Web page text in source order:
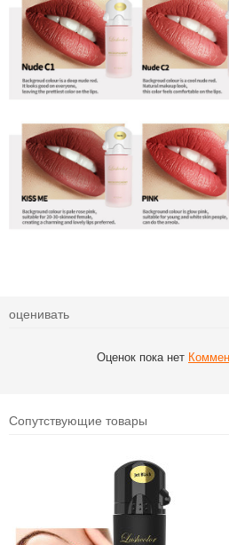
оценивать
Оценок пока нет
Сопутствующие товары